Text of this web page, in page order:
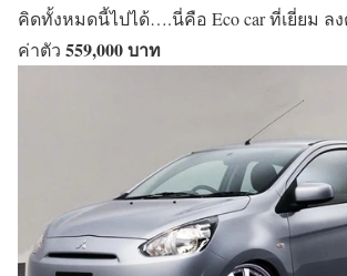
คิดทั้งหมดนี้ไปได้….นี่คือ Eco car ที่เยี่ยม ล
ค่าตัว 559,000 บาท